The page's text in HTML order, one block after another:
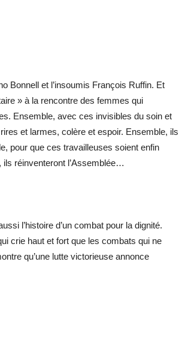
Bonnell et l’insoumis François Ruffin. Et
» à la rencontre des femmes qui
Ensemble, avec ces invisibles du soin et
et larmes, colère et espoir. Ensemble, ils
pour que ces travailleuses soient enfin
ils réinventeront l’Assemblée…
l’histoire d’un combat pour la dignité.
crie haut et fort que les combats qui ne
qu’une lutte victorieuse annonce